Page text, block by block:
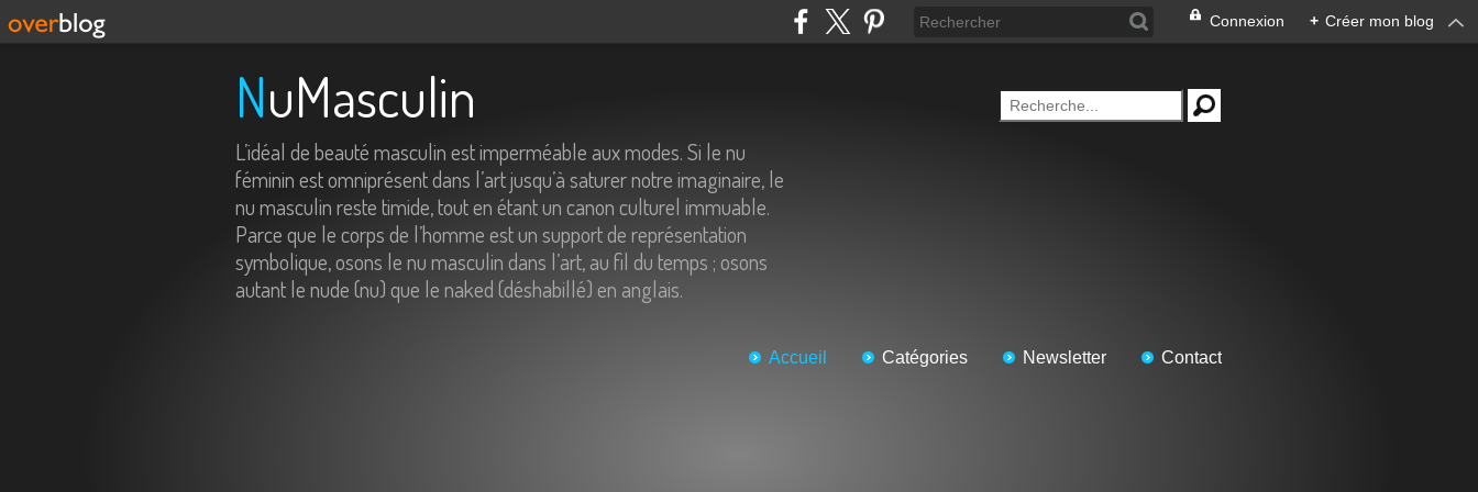
Connexion + Créer mon blog
NuMasculin
L’idéal de beauté masculin est imperméable aux modes. Si le nu
féminin est omniprésent dans l’art jusqu’à saturer notre imaginaire, le
nu masculin reste timide, tout en étant un canon culturel immuable.
Parce que le corps de l’homme est un support de représentation
symbolique, osons le nu masculin dans l’art, au fil du temps ; osons
autant le nude (nu) que le naked (déshabillé) en anglais.
Accueil Catégories Newsletter Contact